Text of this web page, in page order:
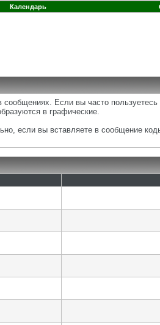
Календарь
Если вы часто
в графические.
если вы вставляете в сообщение